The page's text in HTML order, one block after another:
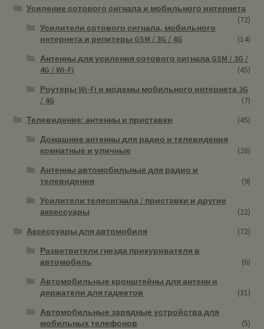
Усиление сотового сигнала и мобильного интернета
(72)
Усилители сотового сигнала, мобильного
интернета и репитеры GSM / 3G / 4G
(14)
Антенны для усиления сотового сигнала GSM / 3G /
4G / Wi-Fi
(45)
Роутеры Wi-Fi и модемы мобильного интернета 3G
/ 4G
(7)
Телевидение: антенны и приставки
(45)
Домашние антенны для радио и телевидения
комнатные и уличные
(26)
Антенны автомобильные для радио и
телевидения
(9)
Усилители телесигнала / приставки и другие
аксессуары
(22)
Аксессуары для автомобиля
(72)
Разветвители гнезда прикуривателя в
автомобиль
(6)
Автомобильные кронштейны для антенн и
держатели для гаджетов
(31)
Автомобильные зарядные устройства для
мобильных телефонов
(5)